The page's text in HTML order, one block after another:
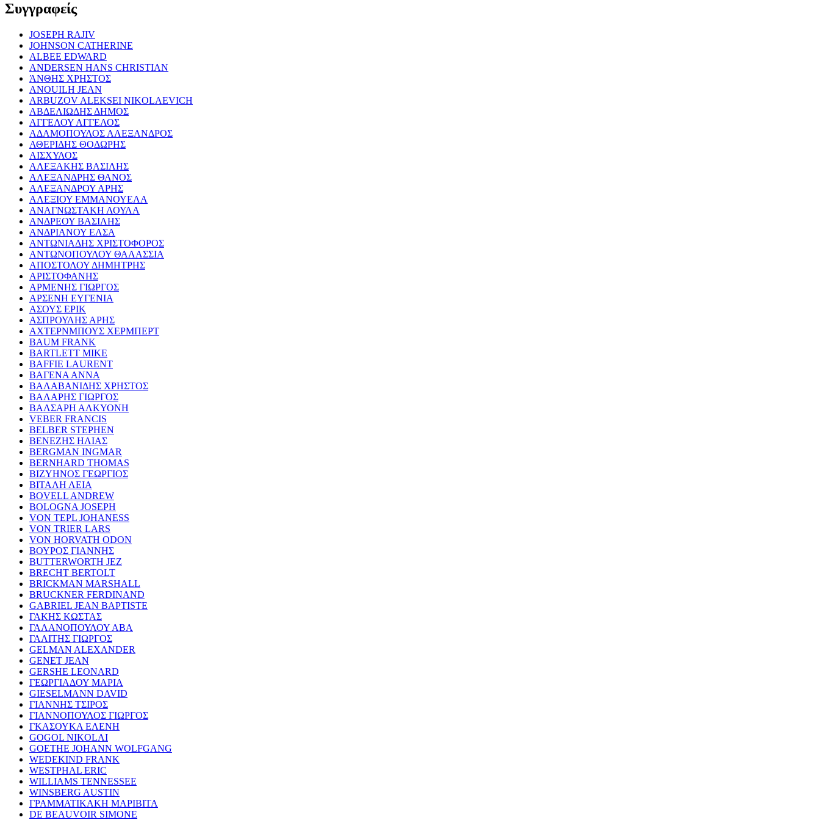
Συγγραφείς
JOSEPH RAJIV
JOHNSON CATHERINE
ALBEE EDWARD
ANDERSEN HANS CHRISTIAN
ΆΝΘΗΣ ΧΡΗΣΤΟΣ
ANOUILH JEAN
ARBUZOV ALEKSEI NIKOLAEVICH
ΑΒΔΕΛΙΩΔΗΣ ΔΗΜΟΣ
ΑΓΓΕΛΟΥ ΑΓΓΕΛΟΣ
ΑΔΑΜΟΠΟΥΛΟΣ ΑΛΕΞΑΝΔΡΟΣ
ΑΘΕΡΙΔΗΣ ΘΟΔΩΡΗΣ
ΑΙΣΧΥΛΟΣ
ΑΛΕΞΑΚΗΣ ΒΑΣΙΛΗΣ
ΑΛΕΞΑΝΔΡΗΣ ΘΑΝΟΣ
ΑΛΕΞΑΝΔΡΟΥ ΑΡΗΣ
ΑΛΕΞΙΟΥ ΕΜΜΑΝΟΥΕΛΑ
ΑΝΑΓΝΩΣΤΑΚΗ ΛΟΥΛΑ
ΑΝΔΡΕΟΥ ΒΑΣΙΛΗΣ
ΑΝΔΡΙΑΝΟΥ ΕΛΣΑ
ΑΝΤΩΝΙΑΔΗΣ ΧΡΙΣΤΟΦΟΡΟΣ
ΑΝΤΩΝΟΠΟΥΛΟΥ ΘΑΛΑΣΣΙΑ
ΑΠΟΣΤΟΛΟΥ ΔΗΜΗΤΡΗΣ
ΑΡΙΣΤΟΦΑΝΗΣ
ΑΡΜΕΝΗΣ ΓΙΩΡΓΟΣ
ΑΡΣΕΝΗ ΕΥΓΕΝΙΑ
ΑΣΟΥΣ ΕΡΙΚ
ΑΣΠΡΟΥΛΗΣ ΑΡΗΣ
ΑΧΤΕΡΝΜΠΟΥΣ ΧΕΡΜΠΕΡΤ
BAUM FRANK
BARTLETT MIKE
BAFFIE LAURENT
ΒΑΓΕΝΑ ΑΝΝΑ
ΒΑΛΑΒΑΝΙΔΗΣ ΧΡΗΣΤΟΣ
ΒΑΛΑΡΗΣ ΓΙΩΡΓΟΣ
ΒΑΛΣΑΡΗ ΑΛΚΥΟΝΗ
VEBER FRANCIS
BELBER STEPHEN
ΒΕΝΕΖΗΣ ΗΛΙΑΣ
BERGMAN INGMAR
BERNHARD THOMAS
ΒΙΖΥΗΝΟΣ ΓΕΩΡΓΙΟΣ
ΒΙΤΑΛΗ ΛΕΙΑ
BOVELL ANDREW
BOLOGNA JOSEPH
VON TEPL JOHANESS
VON TRIER LARS
VON HORVATH ODON
ΒΟΥΡΟΣ ΓΙΑΝΝΗΣ
BUTTERWORTH JEZ
BRECHT BERTOLT
BRICKMAN MARSHALL
BRUCKNER FERDINAND
GABRIEL JEAN BAPTISTE
ΓΑΚΗΣ ΚΩΣΤΑΣ
ΓΑΛΑΝΟΠΟΥΛΟΥ ΑΒΑ
ΓΑΛΙΤΗΣ ΓΙΩΡΓΟΣ
GELMAN ALEXANDER
GENET JEAN
GERSHE LEONARD
ΓΕΩΡΓΙΑΔΟΥ ΜΑΡΙΑ
GIESELMANN DAVID
ΓΙΑΝΝΗΣ ΤΣΙΡΟΣ
ΓΙΑΝΝΟΠΟΥΛΟΣ ΓΙΩΡΓΟΣ
ΓΚΑΣΟΥΚΑ ΕΛΕΝΗ
GOGOL NIKOLAI
GOETHE JOHANN WOLFGANG
WEDEKIND FRANK
WESTPHAL ERIC
WILLIAMS TENNESSEE
WINSBERG AUSTIN
ΓΡΑΜΜΑΤΙΚΑΚΗ ΜΑΡΙΒΙΤΑ
DE BEAUVOIR SIMONE